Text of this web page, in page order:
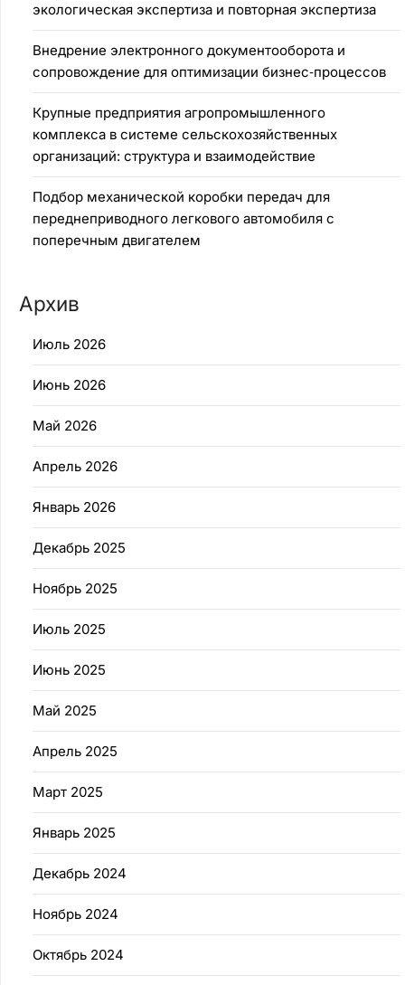
экологическая экспертиза и повторная экспертиза
Внедрение электронного документооборота и
сопровождение для оптимизации бизнес‑процессов
Крупные предприятия агропромышленного
комплекса в системе сельскохозяйственных
организаций: структура и взаимодействие
Подбор механической коробки передач для
переднеприводного легкового автомобиля с
поперечным двигателем
Архив
Июль 2026
Июнь 2026
Май 2026
Апрель 2026
Январь 2026
Декабрь 2025
Ноябрь 2025
Июль 2025
Июнь 2025
Май 2025
Апрель 2025
Март 2025
Январь 2025
Декабрь 2024
Ноябрь 2024
Октябрь 2024